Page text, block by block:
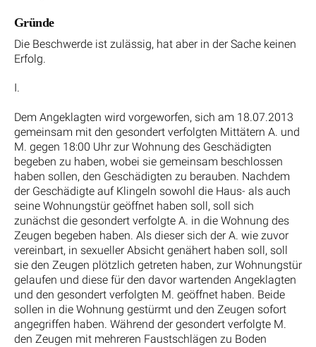
Gründe
Die Beschwerde ist zulässig, hat aber in der Sache keinen
Erfolg.
I.
Dem Angeklagten wird vorgeworfen, sich am 18.07.2013
gemeinsam mit den gesondert verfolgten Mittätern A. und
M. gegen 18:00 Uhr zur Wohnung des Geschädigten
begeben zu haben, wobei sie gemeinsam beschlossen
haben sollen, den Geschädigten zu berauben. Nachdem
der Geschädigte auf Klingeln sowohl die Haus- als auch
seine Wohnungstür geöffnet haben soll, soll sich
zunächst die gesondert verfolgte A. in die Wohnung des
Zeugen begeben haben. Als dieser sich der A. wie zuvor
vereinbart, in sexueller Absicht genähert haben soll, soll
sie den Zeugen plötzlich getreten haben, zur Wohnungstür
gelaufen und diese für den davor wartenden Angeklagten
und den gesondert verfolgten M. geöffnet haben. Beide
sollen in die Wohnung gestürmt und den Zeugen sofort
angegriffen haben. Während der gesondert verfolgte M.
den Zeugen mit mehreren Faustschlägen zu Boden